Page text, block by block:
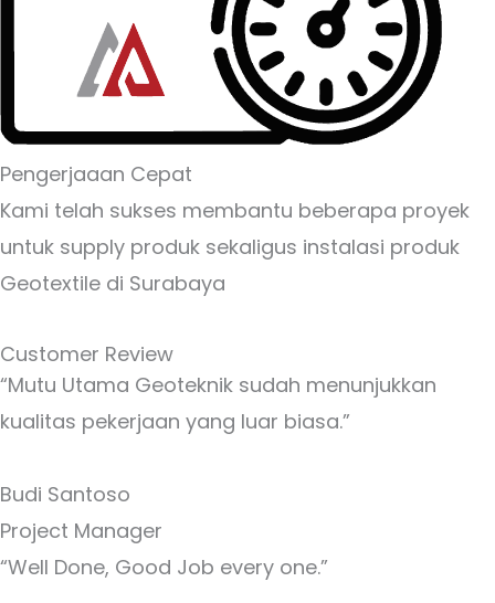
Pengerjaaan Cepat
Kami telah sukses membantu beberapa proyek
untuk supply produk sekaligus instalasi produk
Geotextile di Surabaya
Customer Review
“Mutu Utama Geoteknik sudah menunjukkan
kualitas pekerjaan yang luar biasa.”
Budi Santoso
Project Manager
“Well Done, Good Job every one.”